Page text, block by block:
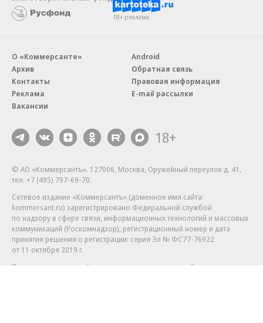
18+ реклама
О «Коммерсанте»
Архив
Контакты
Реклама
Вакансии
Android
Обратная связь
Правовая информация
E-mail рассылки
18+
© АО «Коммерсантъ». 127006, Москва, Оружейный переулок д. 41,
тел. +7 (495) 797-69-70.
Сетевое издание «Коммерсантъ» (доменное имя сайта:
kommersant.ru) зарегистрировано Федеральной службой
по надзору в сфере связи, информационных технологий и массовых
коммуникаций (Роскомнадзор), регистрационный номер и дата
принятия решения о регистрации: серия Эл № ФС77-76922
от 11 октября 2019 г.
Партнерские проекты/материалы, новости компаний, материалы